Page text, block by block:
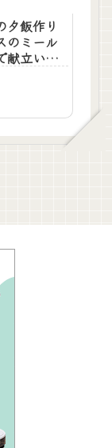
夕飯作り
のミール
献立いら